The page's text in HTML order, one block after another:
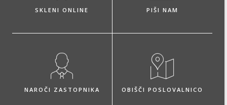
SKLENI ONLINE PIŠI NAM
NAROČI ZASTOPNIKA OBIŠČI POSLOVALNICO